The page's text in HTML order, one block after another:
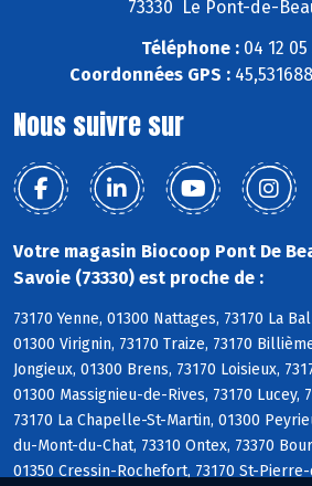
73330 Le Pont-de-
Téléphone :04 12 05
Coordonnées GPS :
Nous suivre sur
Votre magasin Biocoop Pont De
Savoie (73330) est proche de :
73170 Yenne, 01300 Nattages, 73170 La
01300 Virignin, 73170 Traize, 73170
Jongieux, 01300 Brens, 73170 Loisieux,
01300 Massignieu-de-Rives, 73170 Lucey,
73170 La Chapelle-St-Martin, 01300
du-Mont-du-Chat, 73310 Ontex, 73370
01350 Cressin-Rochefort, 73170 St-